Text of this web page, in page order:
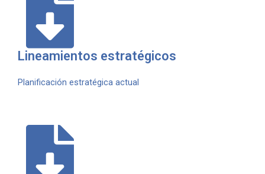
Lineamientos estratégicos
Planificación estratégica actual